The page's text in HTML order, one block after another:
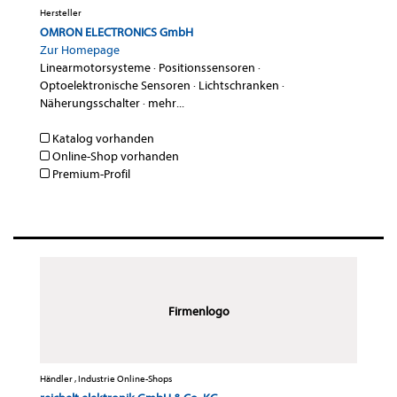
Hersteller
OMRON ELECTRONICS GmbH
Zur Homepage
Linearmotorsysteme· Positionssensoren ·
Optoelektronische Sensoren · Lichtschranken ·
Näherungsschalter· mehr...
Katalog vorhanden
Online-Shop vorhanden
Premium-Profil
Firmenlogo
Händler , Industrie Online-Shops